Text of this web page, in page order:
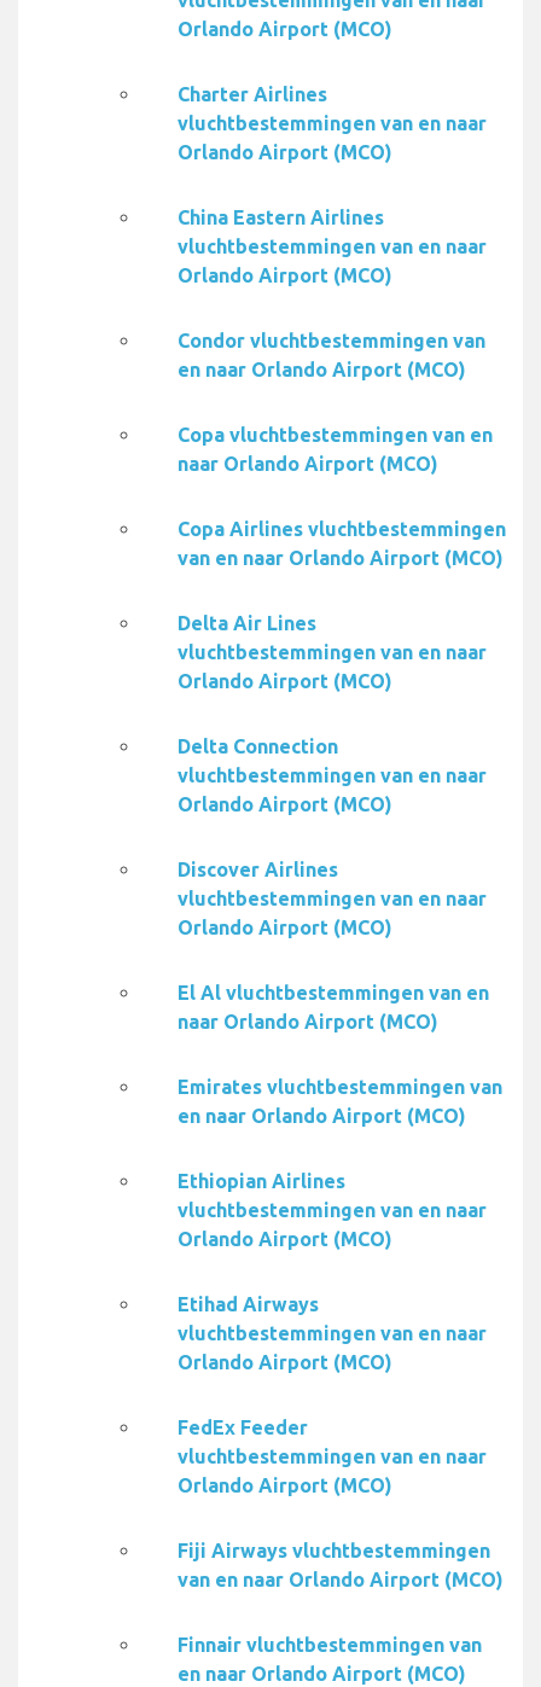
Orlando Airport (MCO)
Charter Airlines
vluchtbestemmingen van en naar
Orlando Airport (MCO)
China Eastern Airlines
vluchtbestemmingen van en naar
Orlando Airport (MCO)
Condor vluchtbestemmingen van
en naar Orlando Airport (MCO)
Copa vluchtbestemmingen van en
naar Orlando Airport (MCO)
Copa Airlines vluchtbestemmingen
van en naar Orlando Airport (MCO)
Delta Air Lines
vluchtbestemmingen van en naar
Orlando Airport (MCO)
Delta Connection
vluchtbestemmingen van en naar
Orlando Airport (MCO)
Discover Airlines
vluchtbestemmingen van en naar
Orlando Airport (MCO)
El Al vluchtbestemmingen van en
naar Orlando Airport (MCO)
Emirates vluchtbestemmingen van
en naar Orlando Airport (MCO)
Ethiopian Airlines
vluchtbestemmingen van en naar
Orlando Airport (MCO)
Etihad Airways
vluchtbestemmingen van en naar
Orlando Airport (MCO)
FedEx Feeder
vluchtbestemmingen van en naar
Orlando Airport (MCO)
Fiji Airways vluchtbestemmingen
van en naar Orlando Airport (MCO)
Finnair vluchtbestemmingen van
en naar Orlando Airport (MCO)